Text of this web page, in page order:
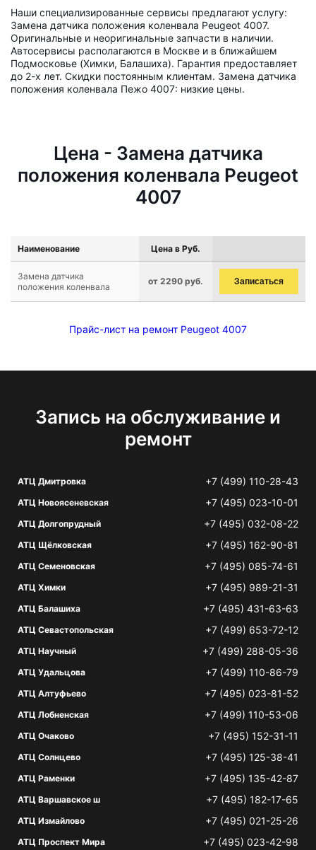
Наши специализированные сервисы предлагают услугу:
Замена датчика положения коленвала Peugeot 4007.
Оригинальные и неоригинальные запчасти в наличии.
Автосервисы располагаются в Москве и в ближайшем
Подмосковье (Химки, Балашиха). Гарантия предоставляет
до 2-х лет. Скидки постоянным клиентам. Замена датчика
положения коленвала Пежо 4007: низкие цены.
Цена - Замена датчика
положения коленвала Peugeot
4007
Наименование Цена в Руб.
Замена датчика
положения коленвала
от 2290 руб. Записаться
Прайс-лист на ремонт Peugeot 4007
Запись на обслуживание и
ремонт
АТЦ Дмитровка +7 (499) 110-28-43
АТЦ Новоясеневская +7 (495) 023-10-01
АТЦ Долгопрудный +7 (495) 032-08-22
АТЦ Щёлковская +7 (495) 162-90-81
АТЦ Семеновская +7 (495) 085-74-61
АТЦ Химки +7 (495) 989-21-31
АТЦ Балашиха +7 (495) 431-63-63
АТЦ Севастопольская +7 (499) 653-72-12
АТЦ Научный +7 (499) 288-05-36
АТЦ Удальцова +7 (499) 110-86-79
АТЦ Алтуфьево +7 (495) 023-81-52
АТЦ Лобненская +7 (499) 110-53-06
АТЦ Очаково +7 (495) 152-31-11
АТЦ Солнцево +7 (495) 125-38-41
АТЦ Раменки +7 (495) 135-42-87
АТЦ Варшавское ш +7 (495) 182-17-65
АТЦ Измайлово +7 (495) 021-25-26
АТЦ Проспект Мира +7 (495) 023-42-98